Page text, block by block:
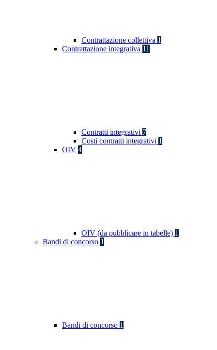
Contrattazione collettiva 1
Contrattazione integrativa 11
Contratti integrativi 7
Costi contratti integrativi 1
OIV 4
OIV (da pubblicare in tabelle) 1
Bandi di concorso 1
Bandi di concorso 1